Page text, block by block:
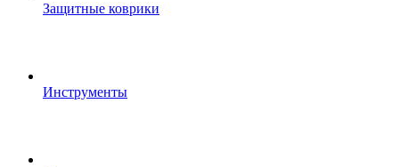
Защитные коврики
Инструменты